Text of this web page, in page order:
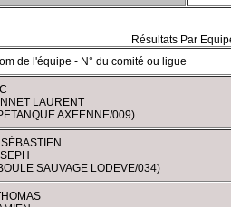
Résultats Par
de l'équipe - N° du comité ou ligue
LAURENT
AXEENNE/009)
SAUVAGE LODEVE/034)